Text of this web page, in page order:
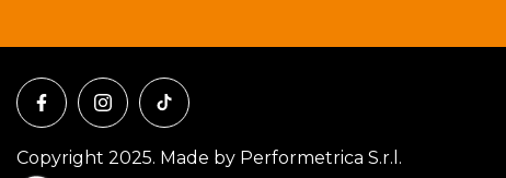
Copyright 2025. Made by Performetrica S.r.l.